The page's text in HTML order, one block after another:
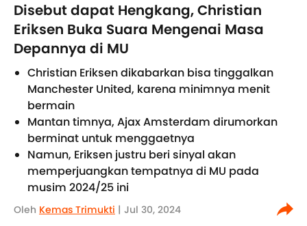
Disebut dapat Hengkang, Christian
Eriksen Buka Suara Mengenai Masa
Depannya di MU
Christian Eriksen dikabarkan bisa tinggalkan
Manchester United, karena minimnya menit
bermain
Mantan timnya, Ajax Amsterdam dirumorkan
berminat untuk menggaetnya
Namun, Eriksen justru beri sinyal akan
memperjuangkan tempatnya di MU pada
musim 2024/25 ini
Oleh Kemas Trimukti | Jul 30, 2024